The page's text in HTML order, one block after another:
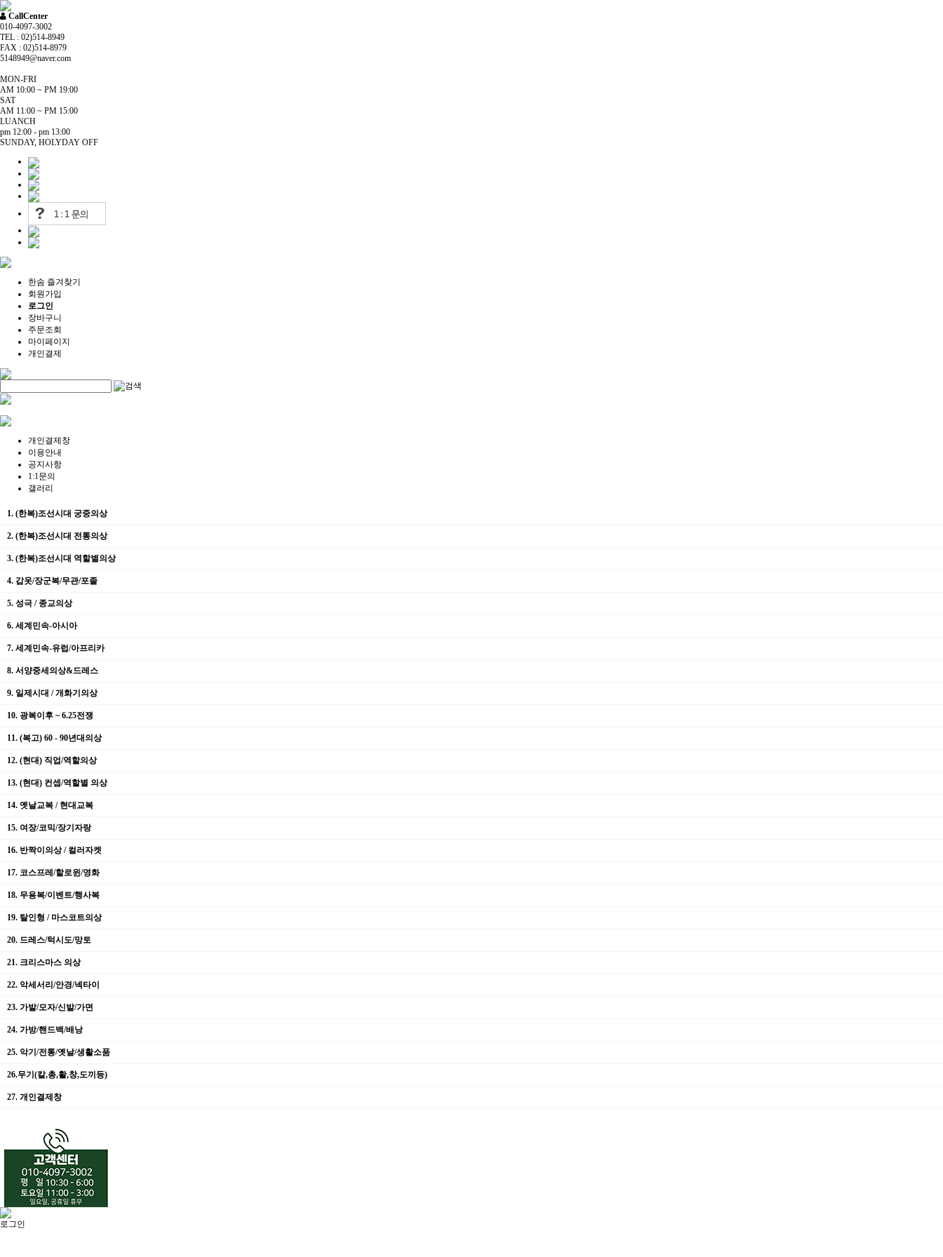
CallCenter
010-4097-3002
TEL : 02)514-8949
FAX : 02)514-8979
5148949@naver.com
MON-FRI
AM 10:00 ~ PM 19:00
SAT
AM 11:00 ~ PM 15:00
LUANCH
pm 12:00 - pm 13:00
SUNDAY, HOLYDAY OFF
한솜 즐겨찾기
회원가입
로그인
장바구니
주문조회
마이페이지
개인결제
개인결제창
이용안내
공지사항
1:1문의
갤러리
1. (한복)조선시대 궁중의상
2. (한복)조선시대 전통의상
3. (한복)조선시대 역할별의상
4. 갑옷/장군복/무관/포졸
5. 성극 / 종교의상
6. 세계민속-아시아
7. 세계민속-유럽/아프리카
8. 서양중세의상&드레스
9. 일제시대 / 개화기의상
10. 광복이후 ~ 6.25전쟁
11. (복고) 60 - 90년대의상
12. (현대) 직업/역할의상
13. (현대) 컨셉/역할별 의상
14. 옛날교복 / 현대교복
15. 여장/코믹/장기자랑
16. 반짝이의상 / 컬러자켓
17. 코스프레/할로윈/영화
18. 무용복/이벤트/행사복
19. 탈인형 / 마스코트의상
20. 드레스/턱시도/망토
21. 크리스마스 의상
22. 악세서리/안경/넥타이
23. 가발/모자/신발/가면
24. 가방/핸드백/배낭
25. 악기/전통/옛날/생활소품
26.무기(칼,총,활,창,도끼등)
27. 개인결제창
로그인